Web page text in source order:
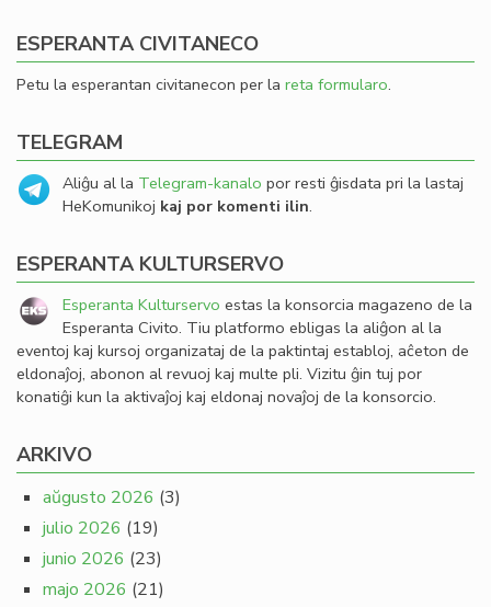
ESPERANTA CIVITANECO
Petu la esperantan civitanecon per la reta formularo.
TELEGRAM
Aliĝu al la Telegram-kanalo por resti ĝisdata pri la lastaj
HeKomunikoj kaj por komenti ilin.
ESPERANTA KULTURSERVO
Esperanta Kulturservo estas la konsorcia magazeno de la
Esperanta Civito. Tiu platformo ebligas la aliĝon al la
eventoj kaj kursoj organizataj de la paktintaj establoj, aĉeton de
eldonaĵoj, abonon al revuoj kaj multe pli. Vizitu ĝin tuj por
konatiĝi kun la aktivaĵoj kaj eldonaj novaĵoj de la konsorcio.
ARKIVO
aŭgusto 2026 (3)
julio 2026 (19)
junio 2026 (23)
majo 2026 (21)